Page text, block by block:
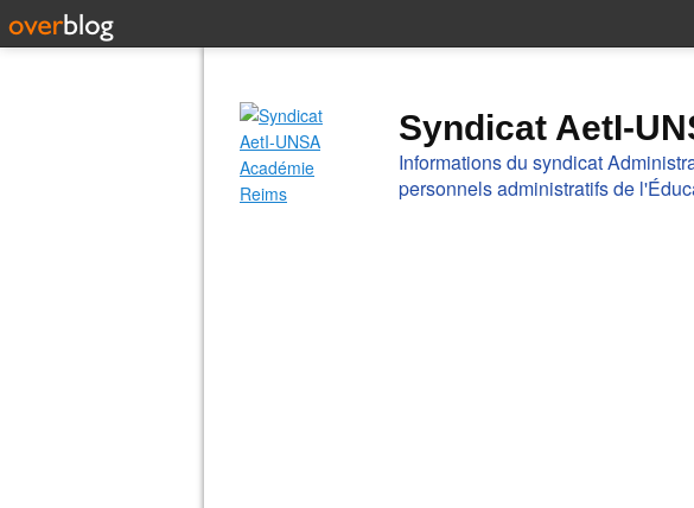
Syndicat AetI-
Informations du syndicat
personnels administratifs de